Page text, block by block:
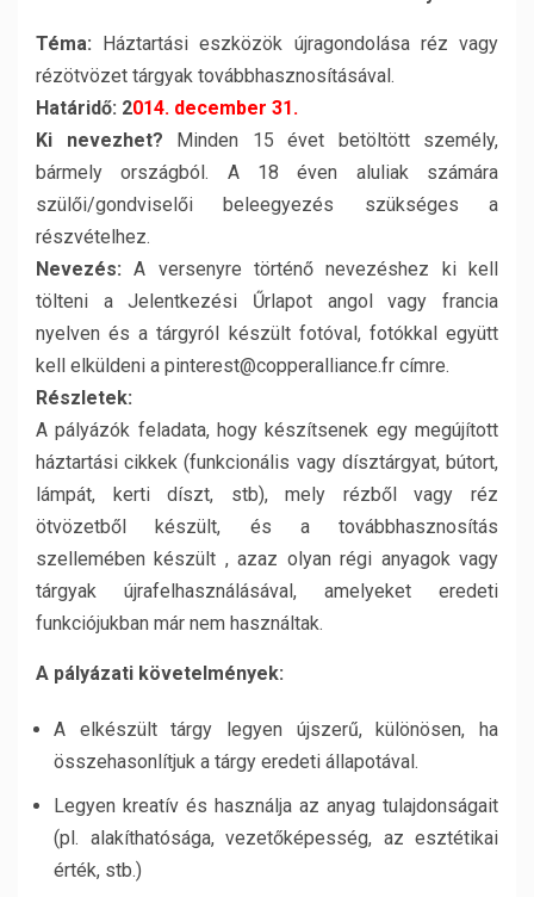
Téma: Háztartási eszközök újragondolása réz vagy
rézötvözet tárgyak továbbhasznosításával.
Határidő: 2014. december 31.
Ki nevezhet? Minden 15 évet betöltött személy,
bármely országból. A 18 éven aluliak számára
szülői/gondviselői beleegyezés szükséges a
részvételhez.
Nevezés: A versenyre történő nevezéshez ki kell
tölteni a Jelentkezési Űrlapot angol vagy francia
nyelven és a tárgyról készült fotóval, fotókkal együtt
kell elküldeni a pinterest@copperalliance.fr címre.
Részletek:
A pályázók feladata, hogy készítsenek egy megújított
háztartási cikkek (funkcionális vagy dísztárgyat, bútort,
lámpát, kerti díszt, stb), mely rézből vagy réz
ötvözetből készült, és a továbbhasznosítás
szellemében készült , azaz olyan régi anyagok vagy
tárgyak újrafelhasználásával, amelyeket eredeti
funkciójukban már nem használtak.
A pályázati követelmények:
A elkészült tárgy legyen újszerű, különösen, ha
összehasonlítjuk a tárgy eredeti állapotával.
Legyen kreatív és használja az anyag tulajdonságait
(pl. alakíthatósága, vezetőképesség, az esztétikai
érték, stb.)